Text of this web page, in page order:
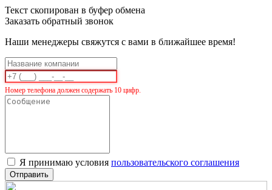
Текст скопирован в буфер обмена
Заказать обратный звонок
Наши менеджеры свяжутся с вами в ближайшее время!
Номер телефона должен содержать 10 цифр.
Я принимаю условия пользовательского соглашения
Отправить